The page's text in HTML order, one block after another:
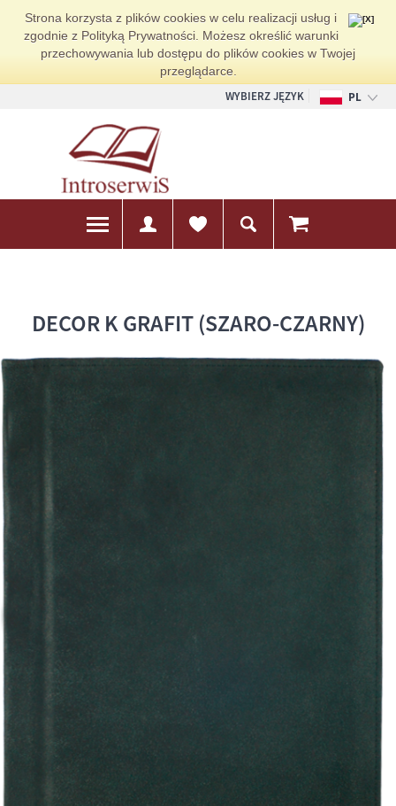
Strona korzysta z plików cookies w celu realizacji usług i
zgodnie z Polityką Prywatności. Możesz określić warunki
przechowywania lub dostępu do plików cookies w Twojej
przeglądarce.
WYBIERZ JĘZYK
PL
DECOR K GRAFIT (SZARO-CZARNY)